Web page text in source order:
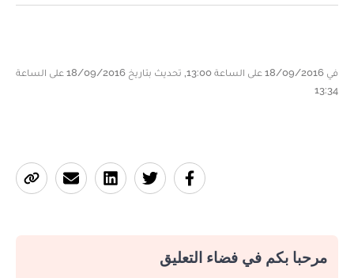
في 18/09/2016 على الساعة 13:00, تحديث بتاريخ 18/09/2016 على الساعة
13:34
مرحبا بكم في فضاء التعليق